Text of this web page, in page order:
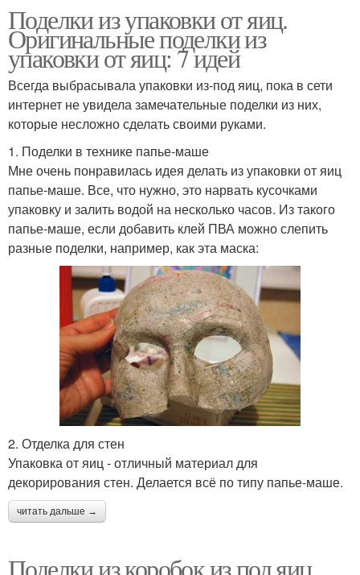
Поделки из упаковки от яиц.
Оригинальные поделки из
упаковки от яиц: 7 идей
Всегда выбрасывала упаковки из-под яиц, пока в сети
интернет не увидела замечательные поделки из них,
которые несложно сделать своими руками.
1. Поделки в технике папье-маше
Мне очень понравилась идея делать из упаковки от яиц
папье-маше. Все, что нужно, это нарвать кусочками
упаковку и залить водой на несколько часов. Из такого
папье-маше, если добавить клей ПВА можно слепить
разные поделки, например, как эта маска:
2. Отделка для стен
Упаковка от яиц - отличный материал для
декорирования стен. Делается всё по типу папье-маше.
читать дальше →